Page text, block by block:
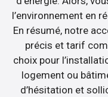
l’environnement en
En résumé, notre
précis et tarif
choix pour
logement ou
d’hésitation et